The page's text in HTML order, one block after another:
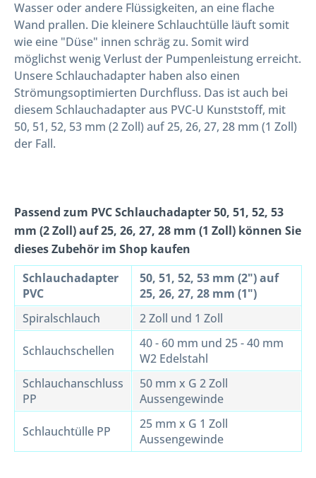
Wasser oder andere Flüssigkeiten, an eine flache
Wand prallen. Die kleinere Schlauchtülle läuft somit
wie eine "Düse" innen schräg zu. Somit wird
möglichst wenig Verlust der Pumpenleistung erreicht.
Unsere Schlauchadapter haben also einen
Strömungsoptimierten Durchfluss. Das ist auch bei
diesem Schlauchadapter aus PVC-U Kunststoff, mit
50, 51, 52, 53 mm (2 Zoll) auf 25, 26, 27, 28 mm (1 Zoll)
der Fall.
Passend zum PVC Schlauchadapter 50, 51, 52, 53
mm (2 Zoll) auf 25, 26, 27, 28 mm (1 Zoll) können Sie
dieses Zubehör im Shop kaufen
Schlauchadapter
PVC
50, 51, 52, 53 mm (2") auf
25, 26, 27, 28 mm (1")
Spiralschlauch
2 Zoll und 1 Zoll
Schlauchschellen
40 - 60 mm und 25 - 40 mm
W2 Edelstahl
Schlauchanschluss
PP
50 mm x G 2 Zoll
Aussengewinde
Schlauchtülle PP
25 mm x G 1 Zoll
Aussengewinde